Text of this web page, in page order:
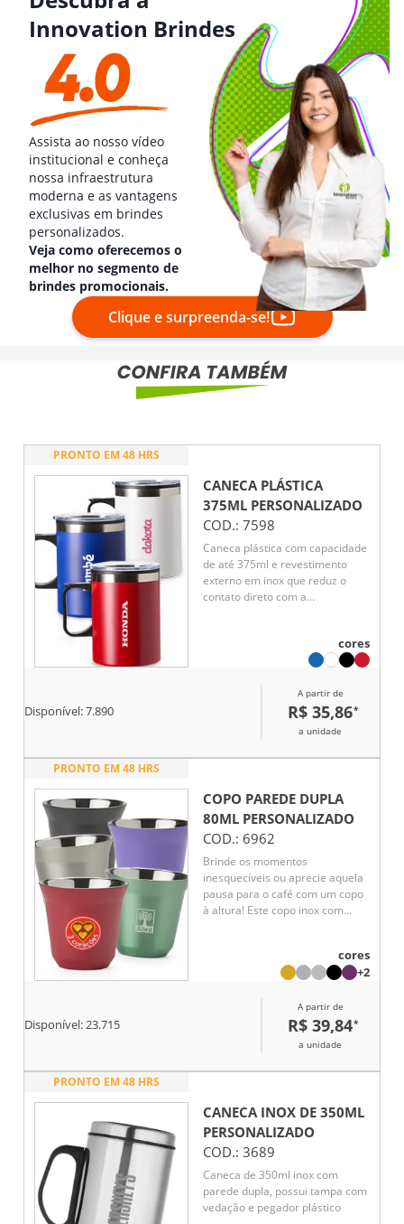
Innovation Brindes
Assista ao nosso vídeo
institucional e conheça
nossa infraestrutura
moderna e as vantagens
exclusivas em brindes
personalizados.
Veja como oferecemos o
melhor no segmento de
brindes promocionais.
Clique e surpreenda-se!
PRONTO EM 48 HRS
CANECA PLÁSTICA
375ML PERSONALIZADO
COD.: 7598
Caneca plástica com capacidade
de até 375ml e revestimento
externo em inox que reduz o
contato direto com a
trava de segurança, além decores
Disponível:7.890
A partir de
R$ 35,86*
a unidade
PRONTO EM 48 HRS
COPO PAREDE DUPLA
80ML PERSONALIZADO
COD.: 6962
Brinde os momentos
inesquecíveis ou aprecie aquela
pausa para o café com um copo
à altura! Este copo inox com
momentos da vida, desde uma
celebração até um momento
parede dupla mantém a
temperatura da bebida
agradável por mais tempo para
aproveitar plenamente cada
cores
+2
Disponível:23.715
A partir de
R$ 39,84*
a unidade
PRONTO EM 48 HRS
CANECA INOX DE 350ML
PERSONALIZADO
COD.: 3689
Caneca de 350ml inox com
parede dupla, possui tampa com
vedação e pegador plástico